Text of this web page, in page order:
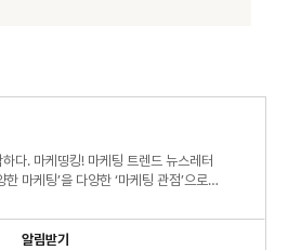
다. 마케띵킹! 마케팅 트렌드 뉴스레터
한 마케팅’을 다양한 ‘마케팅 관점’으로
알림받기